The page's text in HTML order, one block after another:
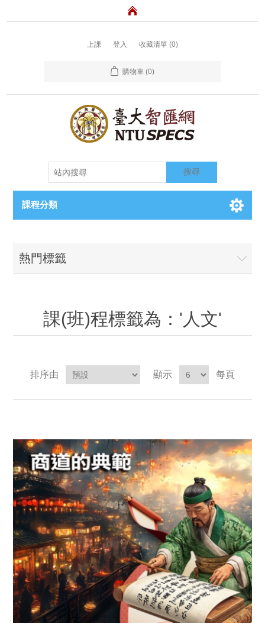
上課 登入 收藏清單 (0)
購物車 (0)
搜尋
課程分類
熱門標籤
課(班)程標籤為：'人文'
排序由 顯示 每頁